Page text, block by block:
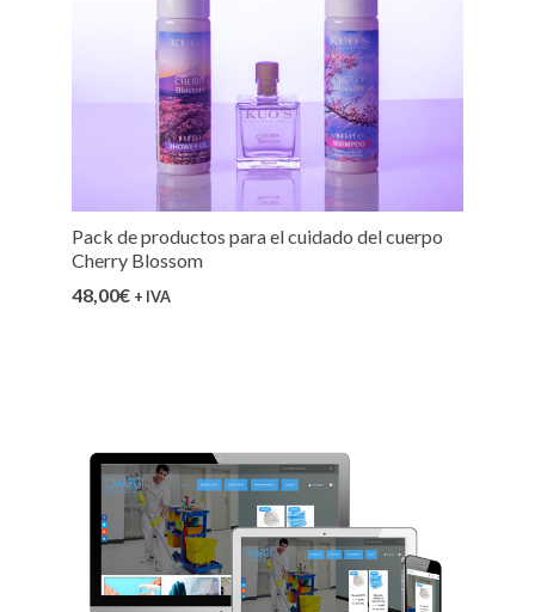
Pack de productos para el cuidado del cuerpo
Cherry Blossom
48,00€ + IVA